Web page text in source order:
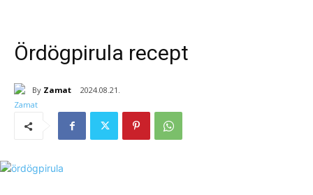
Ördögpirula recept
By Zamat 2024.08.21.